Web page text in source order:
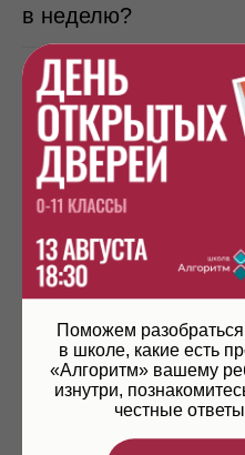
Поможем
в школе, какие есть
«Алгоритм» вашему
изнутри,
честные
в неделю?
Есть ли в школе
каникулы?
Есть ли обучающие
на лето?
Есть ли
по отдельным